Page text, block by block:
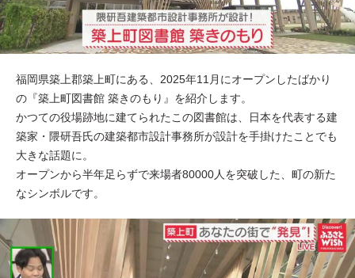
福岡県築上郡築上町にある、2025年11月にオープンしたばかり
の『築上町図書館 築きのもり』を紹介します。
かつての役場跡地に建てられたこの図書館は、日本を代表する建
築家・隈研吾氏の建築都市設計事務所が設計を手掛けたことでも
大きな話題に。
オープンから半年足らずで来場者80000人を突破した、町の新た
なシンボルです。